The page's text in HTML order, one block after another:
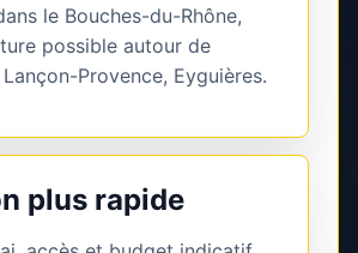
le Bouches-du-Rhône,
possible autour de
Lançon-Provence, Eyguières.
plus rapide